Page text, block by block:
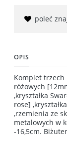
poleć
OPIS
Komplet trzech
różowych
,kryształka
rose]
,rzemienia ze
metalowych w
-16,5cm.